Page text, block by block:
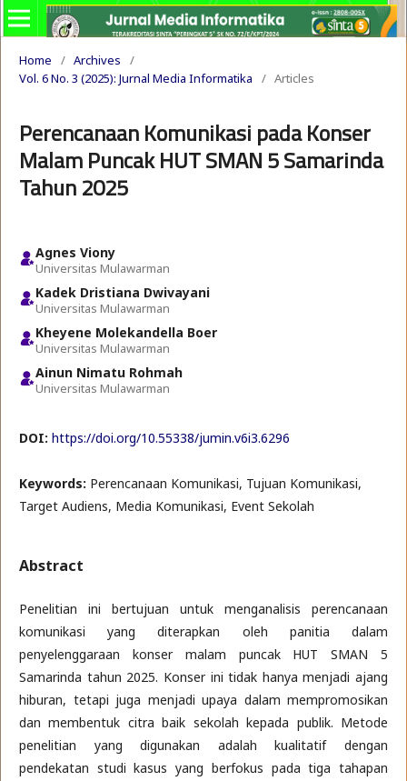
Home / Archives
/
Vol. 6 No. 3 (2025): Jurnal Media Informatika
/ Articles
Perencanaan Komunikasi pada Konser
Malam Puncak HUT SMAN 5 Samarinda
Tahun 2025
Agnes Viony
Universitas Mulawarman
Kadek Dristiana Dwivayani
Universitas Mulawarman
Kheyene Molekandella Boer
Universitas Mulawarman
Ainun Nimatu Rohmah
Universitas Mulawarman
DOI: https://doi.org/10.55338/jumin.v6i3.6296
Keywords: Perencanaan Komunikasi, Tujuan Komunikasi,
Target Audiens, Media Komunikasi, Event Sekolah
Abstract
Penelitian ini bertujuan untuk menganalisis perencanaan
komunikasi yang diterapkan oleh panitia dalam
penyelenggaraan konser malam puncak HUT SMAN 5
Samarinda tahun 2025. Konser ini tidak hanya menjadi ajang
hiburan, tetapi juga menjadi upaya dalam mempromosikan
dan membentuk citra baik sekolah kepada publik. Metode
penelitian yang digunakan adalah kualitatif dengan
pendekatan studi kasus yang berfokus pada tiga tahapan